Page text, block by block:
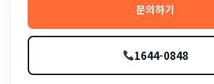
문의하기
1644-0848